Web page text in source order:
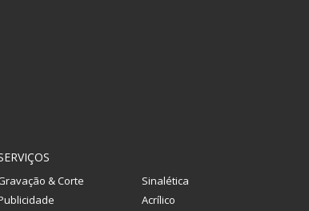
& Corte
Sinalética
Acrílico